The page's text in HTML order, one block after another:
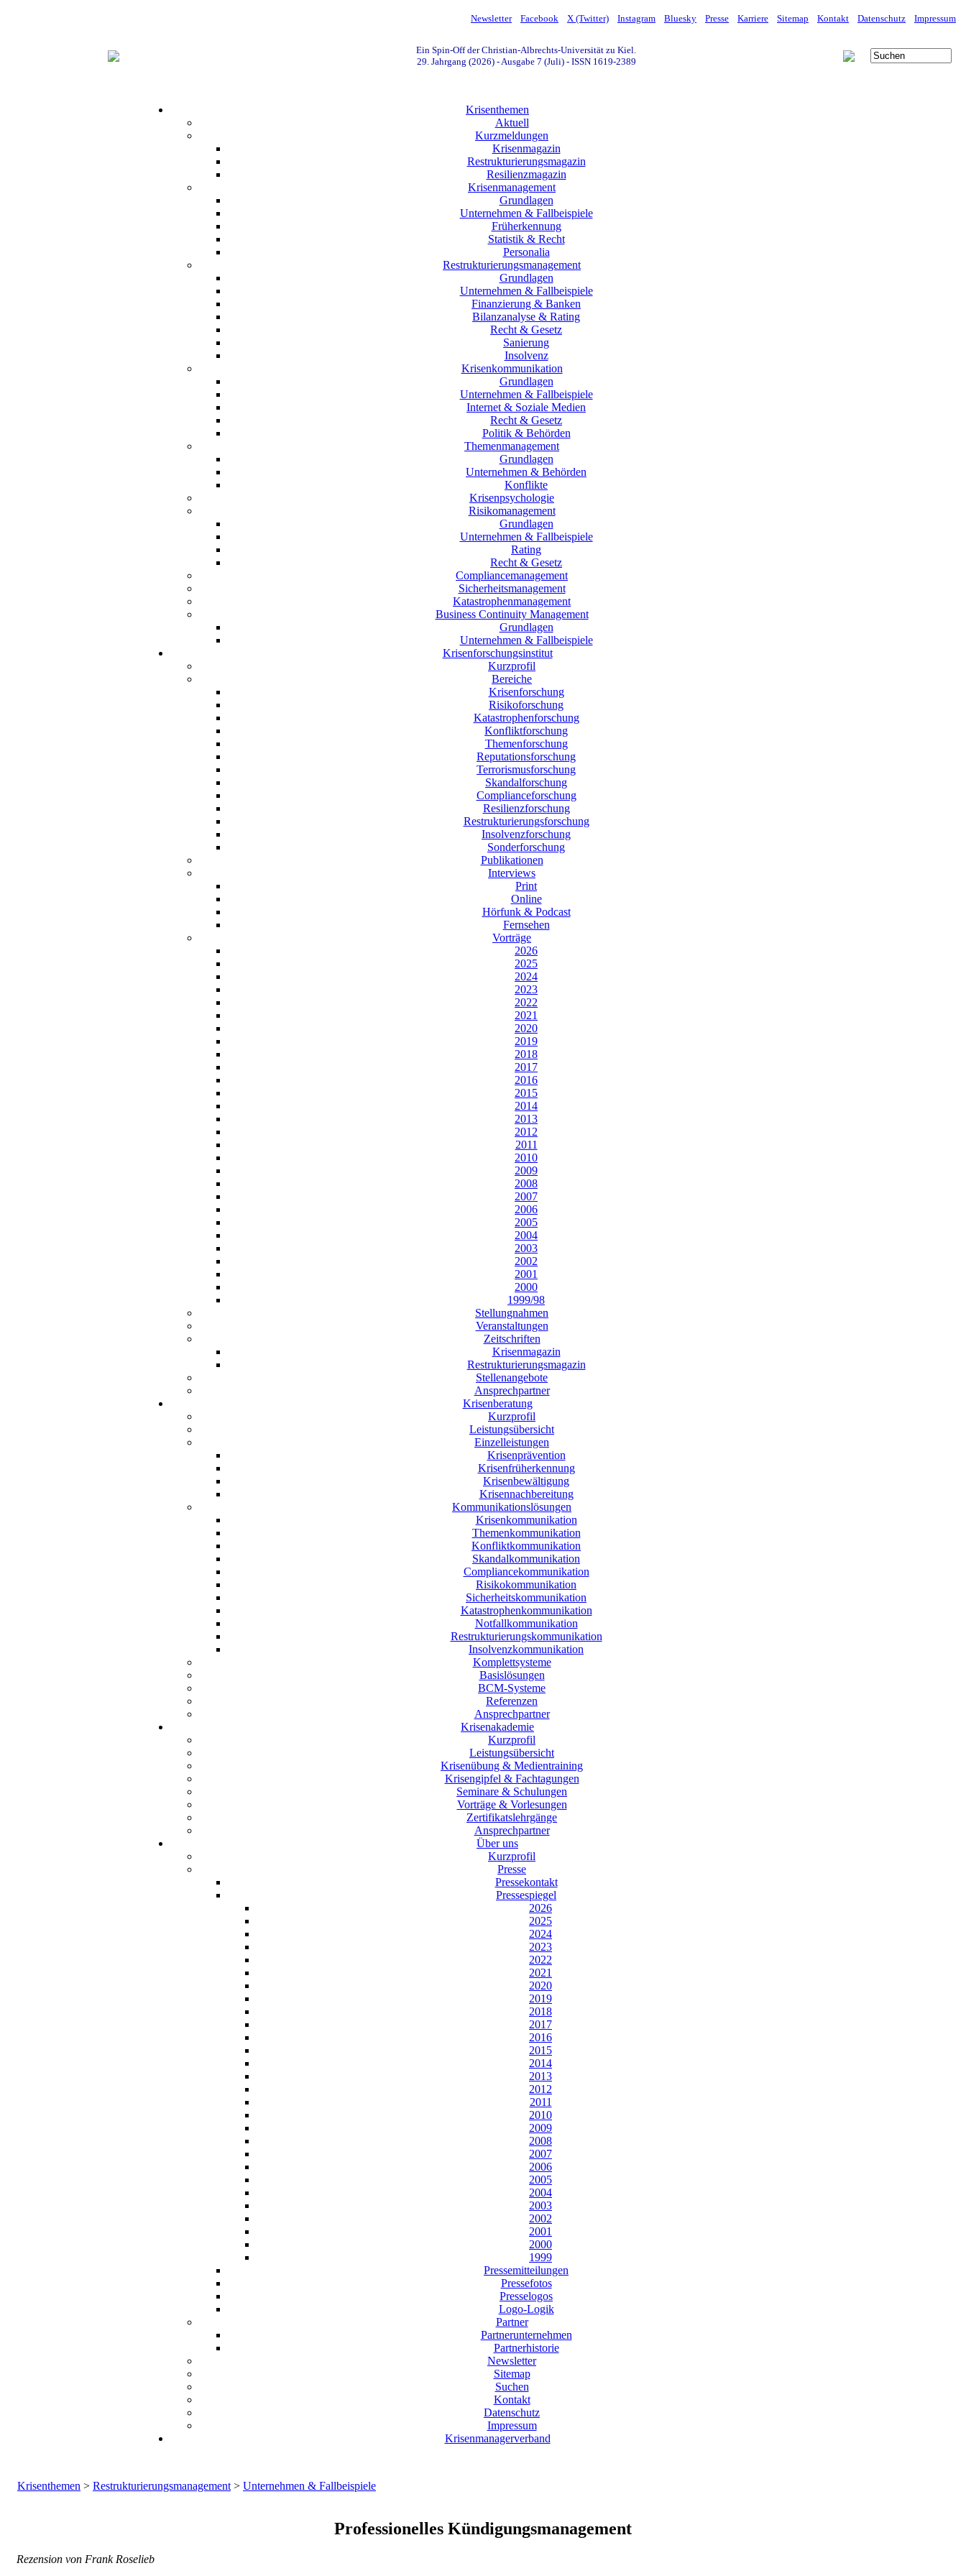
Newsletter Facebook X (Twitter) Instagram Bluesky Presse Karriere Sitemap Kontakt Datenschutz Impressum
Ein Spin-Off der Christian-Albrechts-Universität zu Kiel.
29. Jahrgang (2026) - Ausgabe 7 (Juli) - ISSN 1619-2389
Krisenthemen
Aktuell
Kurzmeldungen
Krisenmagazin
Restrukturierungsmagazin
Resilienzmagazin
Krisenmanagement
Grundlagen
Unternehmen & Fallbeispiele
Früherkennung
Statistik & Recht
Personalia
Restrukturierungsmanagement
Grundlagen
Unternehmen & Fallbeispiele
Finanzierung & Banken
Bilanzanalyse & Rating
Recht & Gesetz
Sanierung
Insolvenz
Krisenkommunikation
Grundlagen
Unternehmen & Fallbeispiele
Internet & Soziale Medien
Recht & Gesetz
Politik & Behörden
Themenmanagement
Grundlagen
Unternehmen & Behörden
Konflikte
Krisenpsychologie
Risikomanagement
Grundlagen
Unternehmen & Fallbeispiele
Rating
Recht & Gesetz
Compliancemanagement
Sicherheitsmanagement
Katastrophenmanagement
Business Continuity Management
Grundlagen
Unternehmen & Fallbeispiele
Krisenforschungsinstitut
Kurzprofil
Bereiche
Krisenforschung
Risikoforschung
Katastrophenforschung
Konfliktforschung
Themenforschung
Reputationsforschung
Terrorismusforschung
Skandalforschung
Complianceforschung
Resilienzforschung
Restrukturierungsforschung
Insolvenzforschung
Sonderforschung
Publikationen
Interviews
Print
Online
Hörfunk & Podcast
Fernsehen
Vorträge
2026
2025
2024
2023
2022
2021
2020
2019
2018
2017
2016
2015
2014
2013
2012
2011
2010
2009
2008
2007
2006
2005
2004
2003
2002
2001
2000
1999/98
Stellungnahmen
Veranstaltungen
Zeitschriften
Krisenmagazin
Restrukturierungsmagazin
Stellenangebote
Ansprechpartner
Krisenberatung
Kurzprofil
Leistungsübersicht
Einzelleistungen
Krisenprävention
Krisenfrüherkennung
Krisenbewältigung
Krisennachbereitung
Kommunikationslösungen
Krisenkommunikation
Themenkommunikation
Konfliktkommunikation
Skandalkommunikation
Compliancekommunikation
Risikokommunikation
Sicherheitskommunikation
Katastrophenkommunikation
Notfallkommunikation
Restrukturierungskommunikation
Insolvenzkommunikation
Komplettsysteme
Basislösungen
BCM-Systeme
Referenzen
Ansprechpartner
Krisenakademie
Kurzprofil
Leistungsübersicht
Krisenübung & Medientraining
Krisengipfel & Fachtagungen
Seminare & Schulungen
Vorträge & Vorlesungen
Zertifikatslehrgänge
Ansprechpartner
Über uns
Kurzprofil
Presse
Pressekontakt
Pressespiegel
2026
2025
2024
2023
2022
2021
2020
2019
2018
2017
2016
2015
2014
2013
2012
2011
2010
2009
2008
2007
2006
2005
2004
2003
2002
2001
2000
1999
Pressemitteilungen
Pressefotos
Presselogos
Logo-Logik
Partner
Partnerunternehmen
Partnerhistorie
Newsletter
Sitemap
Suchen
Kontakt
Datenschutz
Impressum
Krisenmanagerverband
Krisenthemen > Restrukturierungsmanagement > Unternehmen & Fallbeispiele
Professionelles Kündigungsmanagement
Rezension von Frank Roselieb